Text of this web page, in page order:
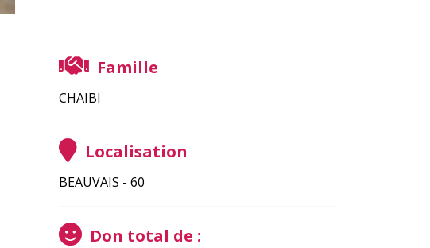
Famille
CHAIBI
Localisation
BEAUVAIS - 60
Don total de :